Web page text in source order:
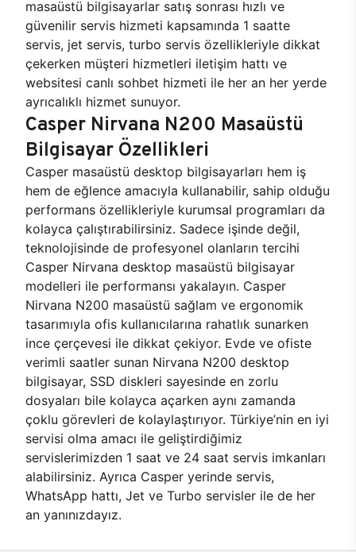
masaüstü bilgisayarlar satış sonrası hızlı ve
güvenilir servis hizmeti kapsamında 1 saatte
servis, jet servis, turbo servis özellikleriyle dikkat
çekerken müşteri hizmetleri iletişim hattı ve
websitesi canlı sohbet hizmeti ile her an her yerde
ayrıcalıklı hizmet sunuyor.
Casper Nirvana N200 Masaüstü
Bilgisayar Özellikleri
Casper masaüstü desktop bilgisayarları hem iş
hem de eğlence amacıyla kullanabilir, sahip olduğu
performans özellikleriyle kurumsal programları da
kolayca çalıştırabilirsiniz. Sadece işinde değil,
teknolojisinde de profesyonel olanların tercihi
Casper Nirvana desktop masaüstü bilgisayar
modelleri ile performansı yakalayın. Casper
Nirvana N200 masaüstü sağlam ve ergonomik
tasarımıyla ofis kullanıcılarına rahatlık sunarken
ince çerçevesi ile dikkat çekiyor. Evde ve ofiste
verimli saatler sunan Nirvana N200 desktop
bilgisayar, SSD diskleri sayesinde en zorlu
dosyaları bile kolayca açarken aynı zamanda
çoklu görevleri de kolaylaştırıyor. Türkiye’nin en iyi
servisi olma amacı ile geliştirdiğimiz
servislerimizden 1 saat ve 24 saat servis imkanları
alabilirsiniz. Ayrıca Casper yerinde servis,
WhatsApp hattı, Jet ve Turbo servisler ile de her
an yanınızdayız.